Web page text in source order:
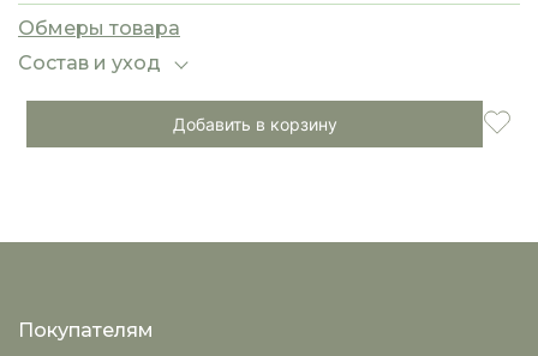
Добавить в корзину
материал приятно облегает фигуру, не сковывая
движений.
Идеальный выбор для торжественных событий,
романтических ужинов или стильных
повседневных образов. В зависимости от
аксессуаров и обуви легко меняет настроение
— от нежного до вечернего.
Обмеры товара
Состав и уход
Покупателям